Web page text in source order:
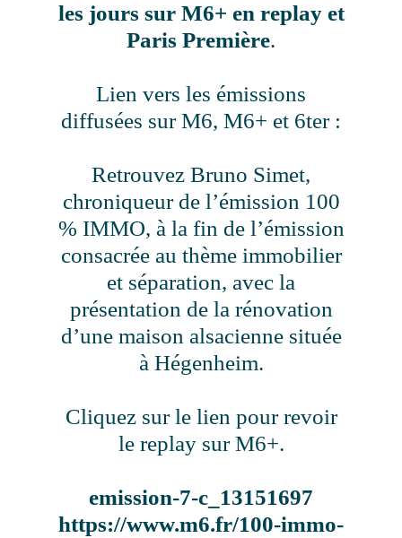
les jours sur M6+ en replay et
Paris Première.
Lien vers les émissions
diffusées sur M6, M6+ et 6ter :
Retrouvez Bruno Simet,
chroniqueur de l’émission 100
% IMMO, à la fin de l’émission
consacrée au thème immobilier
et séparation, avec la
présentation de la rénovation
d’une maison alsacienne située
à Hégenheim.
Cliquez sur le lien pour revoir
le replay sur M6+.
emission-7-c_13151697
https://www.m6.fr/100-immo-